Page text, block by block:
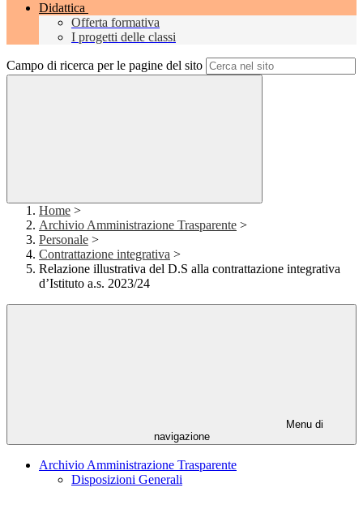
Didattica
Offerta formativa
I progetti delle classi
Campo di ricerca per le pagine del sito
Home >
Archivio Amministrazione Trasparente >
Personale >
Contrattazione integrativa >
Relazione illustrativa del D.S alla contrattazione integrativa
d’Istituto a.s. 2023/24
Menu di
navigazione
Archivio Amministrazione Trasparente
Disposizioni Generali